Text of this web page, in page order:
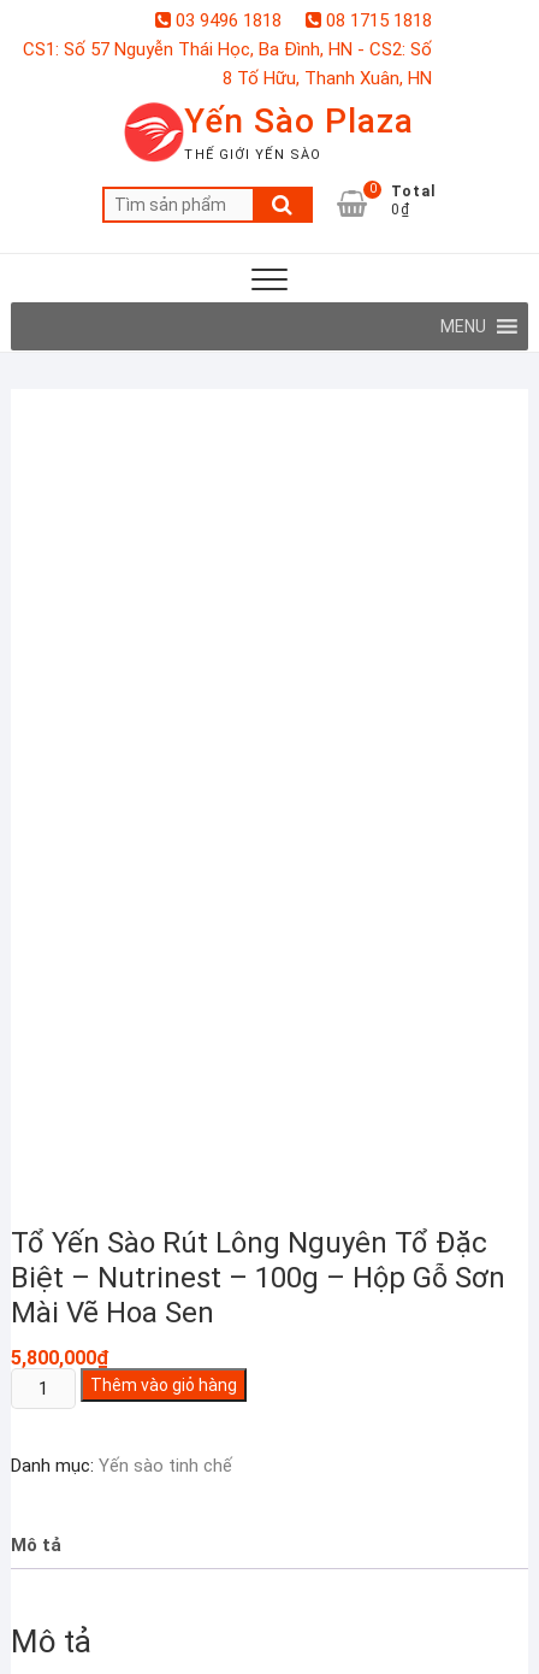
03 9496 1818
08 1715 1818
CS1: Số 57 Nguyễn Thái Học, Ba Đình, HN - CS2: Số
8 Tố Hữu, Thanh Xuân, HN
Yến Sào Plaza
THẾ GIỚI YẾN SÀO
Tìm
kiếm:
0
Total
0₫
MENU
Tổ Yến Sào Rút Lông Nguyên Tổ Đặc
Biệt – Nutrinest – 100g – Hộp Gỗ Sơn
Mài Vẽ Hoa Sen
5,800,000₫
Yến
Rút
Tổ
–
Thêm vào giỏ hàng
Danh mục: Yến sào tinh chế
Mô tả
Mô tả